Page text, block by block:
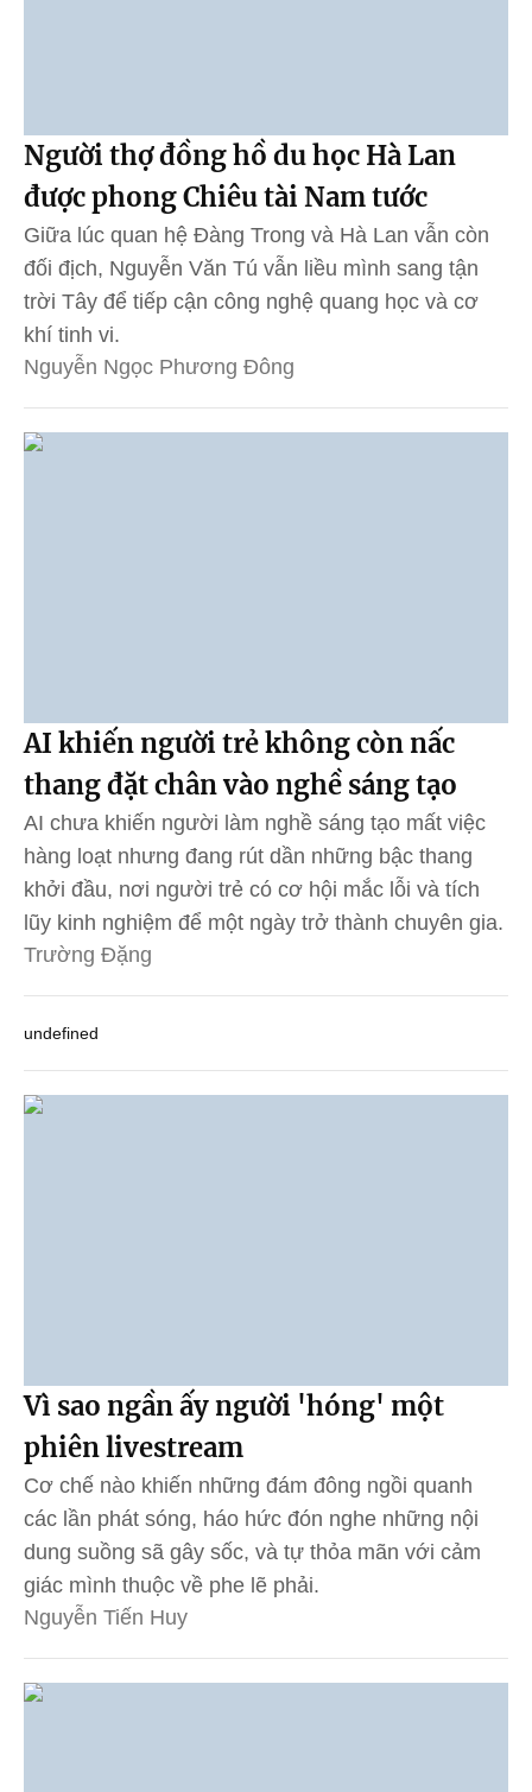
Người thợ đồng hồ du học Hà Lan
được phong Chiêu tài Nam tước
Giữa lúc quan hệ Đàng Trong và Hà Lan vẫn còn
đối địch, Nguyễn Văn Tú vẫn liều mình sang tận
trời Tây để tiếp cận công nghệ quang học và cơ
khí tinh vi.
Nguyễn Ngọc Phương Đông
AI khiến người trẻ không còn nấc
thang đặt chân vào nghề sáng tạo
AI chưa khiến người làm nghề sáng tạo mất việc
hàng loạt nhưng đang rút dần những bậc thang
khởi đầu, nơi người trẻ có cơ hội mắc lỗi và tích
lũy kinh nghiệm để một ngày trở thành chuyên gia.
Trường Đặng
undefined
Vì sao ngần ấy người 'hóng' một
phiên livestream
Cơ chế nào khiến những đám đông ngồi quanh
các lần phát sóng, háo hức đón nghe những nội
dung suồng sã gây sốc, và tự thỏa mãn với cảm
giác mình thuộc về phe lẽ phải.
Nguyễn Tiến Huy